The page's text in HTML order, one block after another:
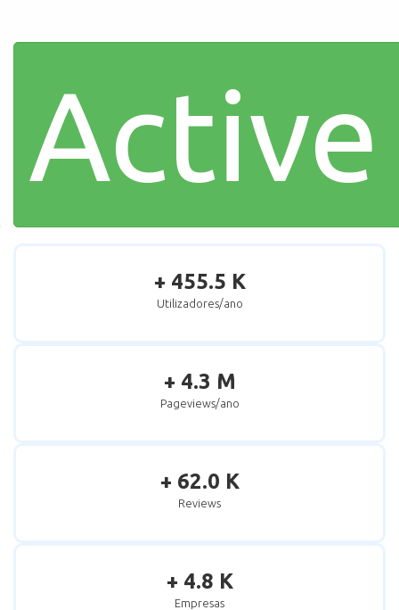
+ 455.5 K
Utilizadores/ano
+ 4.3 M
Pageviews/ano
+ 62.0 K
Reviews
+ 4.8 K
Empresas